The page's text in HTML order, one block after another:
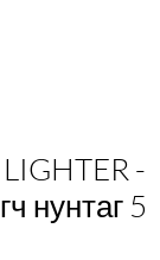
-
нунтаг 5